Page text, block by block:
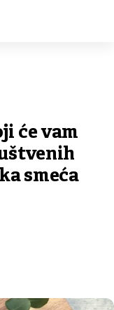
će vam
smeća